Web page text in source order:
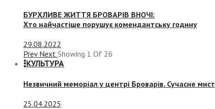
БУРХЛИВЕ ЖИТТЯ БРОВАРІВ ВНОЧІ:
Хто найчастіше порушує комендантську годину
29.08.2022
Prev Next Showing 1 Of 26
КУЛЬТУРА
Незвичний меморіал у центрі Броварів. Сучасне
25.04.2025